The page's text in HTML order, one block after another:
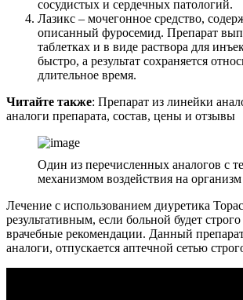
сосудистых и сердечных патологий.
Лазикс – мочегонное средство,
описанный фуросемид. Препарат
таблетках и в виде раствора для
быстро, а результат сохраняется
длительное время.
Читайте также: Препарат из линейки
аналоги препарата, состав, цены и отзывы
Один из перечисленных аналогов с
механизмом воздействия на организм
Лечение с использованием диуретика
результативным, если больной будет
врачебные рекомендации. Данный
аналоги, отпускается аптечной сетью